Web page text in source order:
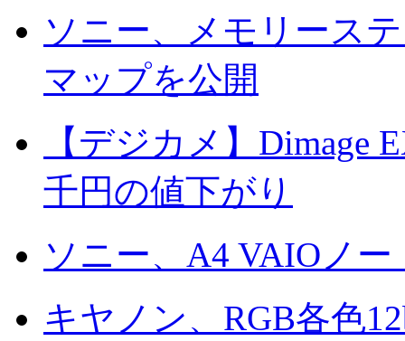
ソニー、メモリース
マップを公開
【デジカメ】Dimage
千円の値下がり
ソニー、A4 VAIOノ
キヤノン、RGB各色